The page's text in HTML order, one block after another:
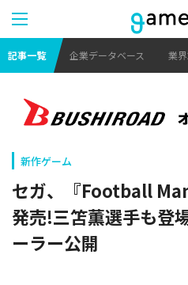
記事一覧 企業データベース 業
新作ゲーム
セガ、『Football
発売!三笘薫選手も登
ーラー公開